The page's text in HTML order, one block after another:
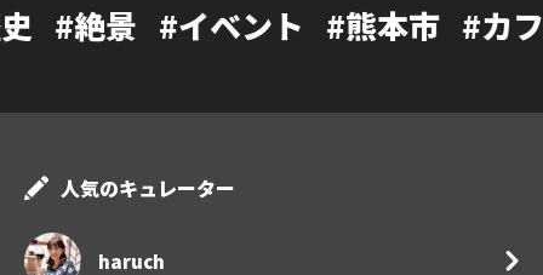
ベント #熊本市 #カフェ #温泉
人気のキュレーター
haruch